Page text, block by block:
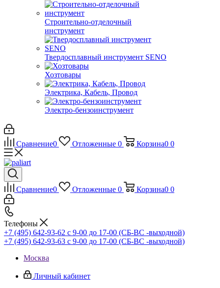
Строительно-отделочный
инструмент
Твердосплавный инструмент SENO
Хозтовары
Электрика, Кабель, Провод
Электро-бензоинструмент
Сравнение0 Отложенные 0 Корзина0 0
Сравнение0 Отложенные 0 Корзина0 0
Телефоны
+7 (495) 642-93-62 c 9-00 до 17-00 (СБ-ВС -выходной)
+7 (495) 642-93-63 c 9-00 до 17-00 (СБ-ВС -выходной)
Москва
Личный кабинет